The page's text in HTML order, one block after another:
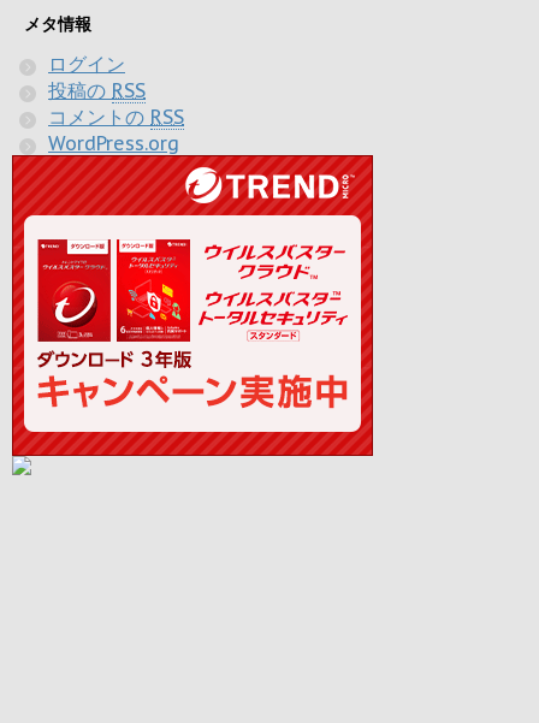
メタ情報
ログイン
投稿の RSS
コメントの RSS
WordPress.org